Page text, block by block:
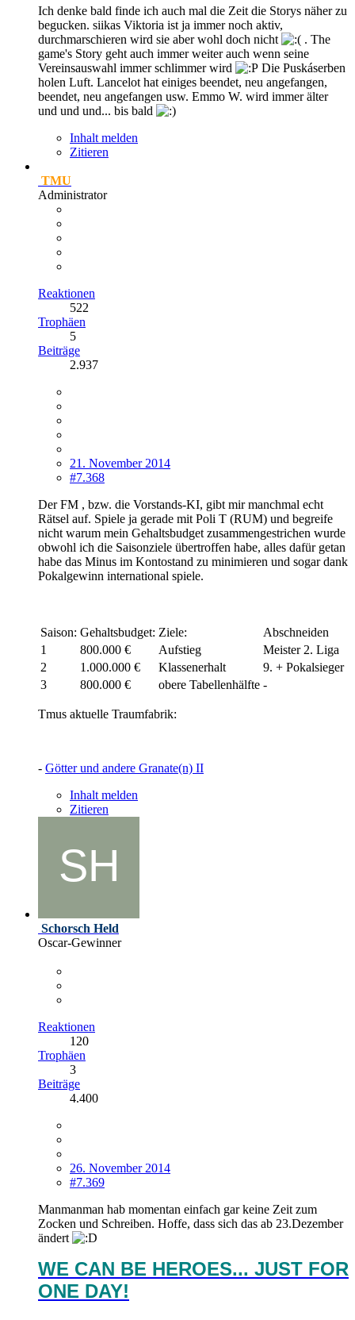
Ich denke bald finde ich auch mal die Zeit die Storys näher zu
begucken. siikas Viktoria ist ja immer noch aktiv,
durchmarschieren wird sie aber wohl doch nicht
. The
game's Story geht auch immer weiter auch wenn seine
Vereinsauswahl immer schlimmer wird
Die Puskáserben
holen Luft. Lancelot hat einiges beendet, neu angefangen,
beendet, neu angefangen usw. Emmo W. wird immer älter
und und und... bis bald
Inhalt melden
Zitieren
TMU
Administrator
Reaktionen
522
Trophäen
5
Beiträge
2.937
21. November 2014
#7.368
Der FM , bzw. die Vorstands-KI, gibt mir manchmal echt
Rätsel auf. Spiele ja gerade mit Poli T (RUM) und begreife
nicht warum mein Gehaltsbudget zusammengestrichen wurde
obwohl ich die Saisonziele übertroffen habe, alles dafür getan
habe das Minus im Kontostand zu minimieren und sogar dank
Pokalgewinn international spiele.
Saison: Gehaltsbudget: Ziele:
Abschneiden
1
800.000 € Aufstieg
Meister 2. Liga
2
1.000.000 € Klassenerhalt
9. + Pokalsieger
3
800.000 € obere Tabellenhälfte -
Tmus aktuelle Traumfabrik:
- Götter und andere Granate(n) II
Inhalt melden
Zitieren
Schorsch Held
Oscar-Gewinner
Reaktionen
120
Trophäen
3
Beiträge
4.400
26. November 2014
#7.369
Manmanman hab momentan einfach gar keine Zeit zum
Zocken und Schreiben. Hoffe, dass sich das ab 23.Dezember
ändert
WE CAN BE HEROES... JUST FOR
ONE DAY!